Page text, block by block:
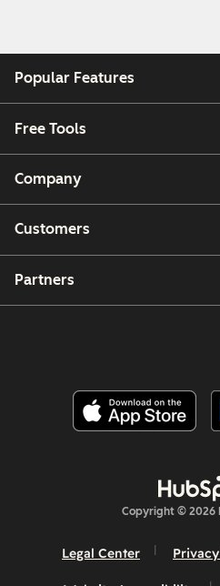
Popular Features
Free Tools
Company
Customers
Partners
Copyright © 2026
Legal Center